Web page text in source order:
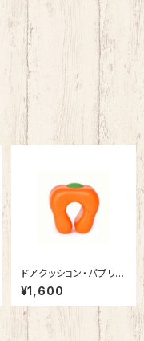
ドアクッション・パプリカ
【Orange】 子供 ・ ペッ
トの 安全 耐久性 が高く
長持ち するウレタン素
材 快適 ・ 便利なドアス
トッパー
¥1,600